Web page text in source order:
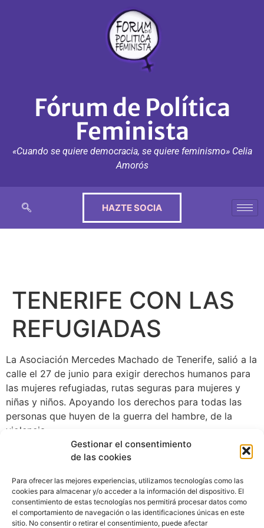
Gestionar el consentimiento
de las cookies
Para ofrecer las mejores experiencias, utilizamos tecnologías como las
cookies para almacenar y/o acceder a la información del dispositivo. El
consentimiento de estas tecnologías nos permitirá procesar datos como
el comportamiento de navegación o las identificaciones únicas en este
sitio. No consentir o retirar el consentimiento, puede afectar
Fórum de Política
Feminista
«Cuando se quiere democracia, se quiere feminismo» Celia
Amorós
HAZTE SOCIA
TENERIFE CON LAS
REFUGIADAS
La Asociación Mercedes Machado de Tenerife, salió a la
calle el 27 de junio para exigir derechos humanos para
las mujeres refugiadas, rutas seguras para mujeres y
niñas y niños. Apoyando los derechos para todas las
personas que huyen de la guerra del hambre, de la
violencia.